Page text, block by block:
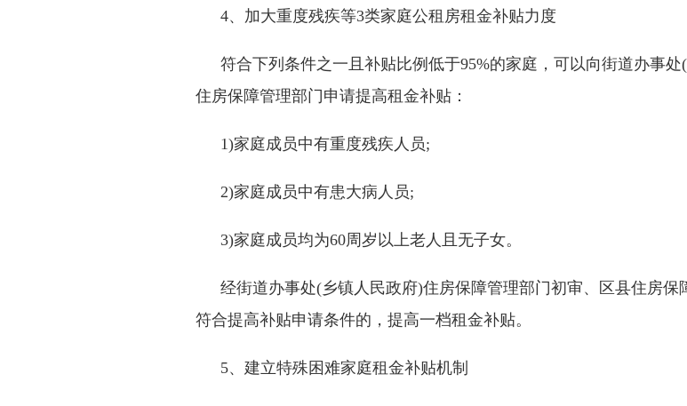
4、加大重度残疾等3类家庭公租房租金补贴力度
符合下列条件之一且补贴比例低于95%的家庭，可以向街道办事处(
住房保障管理部门申请提高租金补贴：
1)家庭成员中有重度残疾人员;
2)家庭成员中有患大病人员;
3)家庭成员均为60周岁以上老人且无子女。
经街道办事处(乡镇人民政府)住房保障管理部门初审、区县住房保
符合提高补贴申请条件的，提高一档租金补贴。
5、建立特殊困难家庭租金补贴机制